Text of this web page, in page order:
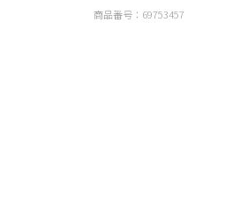
商品番号： 69753457